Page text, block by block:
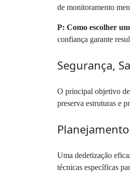
de monitoramento
P: Como escolher
confiança garante
Segurança,
O principal objetivo
preserva estruturas e
Uma dedetização
técnicas específicas